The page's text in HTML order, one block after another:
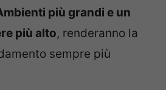
più grandi e un
più alto, renderanno la
sempre più